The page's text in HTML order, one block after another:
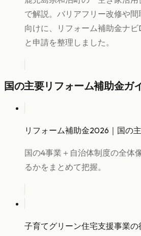
で解説。バリアフリー改修や
向けに、リフォーム補助金ナ
と申請を整理しました。
国の主要リフォーム補助金ガ
リフォーム補助金2026｜国の
国の4事業＋自治体制度の全体
るかをまとめて把握。
子育てグリーン住宅支援事業の